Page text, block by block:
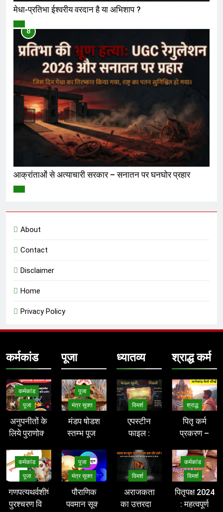
मेधा-प्रतिभा ईश्वरीय वरदान है या अभिशाप ?
8
आक्रांताओं से अत्याचारी सरकार – सनातन पर घनघोर प्रहार
About
Contact
Disclaimer
Home
Privacy Policy
कर्मकांड
कर्मकांड
पूजा
अनुपनीतों के
लिये पुराणोक्त
करने की विधि
– narayan
bali vidhi
कर्मकांड
पूजा
गणपत्यथर्वशीर्ष
पुरश्चरण विधि
पूजा
पूजा
मंत्र सूक्त
मंडप षोडश
स्तम्भ पूजन
(पौराणिक) –
stambh
pujan
mantra
पूजा
मंत्र सूक्त
पौराणिक
पवमान सूक्त
ध्यातव्य
विमर्श
एपस्टीन
फाइल :
असुरों का
रक्त-रंजित
षड्यंत्र और
वैश्विक
मानवतावाद
विमर्श
अराजकता
का उत्तरदायी
श्राद्ध कर्म
श्राद्ध
पितृ कर्म
प्रकरण –
कर्मकांड
विमर्श
पितृपक्ष 2024
: महत्वपूर्ण